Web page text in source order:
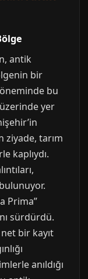
antik
bir
bu
yer
tarım
kaplıydı.
Prima”
sürdürdü.
bir kayıt
anıldığı